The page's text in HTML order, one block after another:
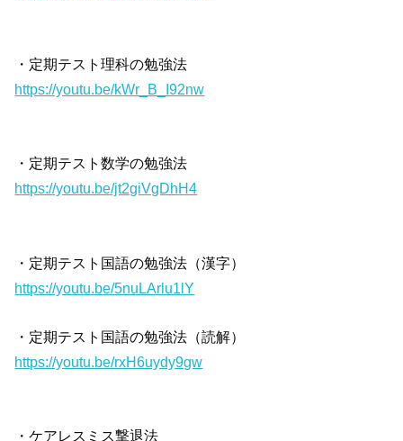
・定期テスト理科の勉強法
https://youtu.be/kWr_B_I92nw
・定期テスト数学の勉強法
https://youtu.be/jt2giVgDhH4
・定期テスト国語の勉強法（漢字）
https://youtu.be/5nuLArlu1lY
・定期テスト国語の勉強法（読解）
https://youtu.be/rxH6uydy9gw
・ケアレスミス撃退法